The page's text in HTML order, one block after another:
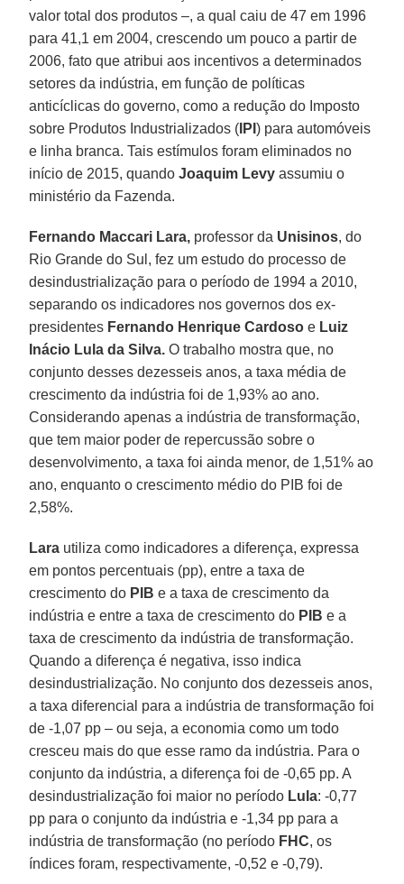
valor total dos produtos –, a qual caiu de 47 em 1996
para 41,1 em 2004, crescendo um pouco a partir de
2006, fato que atribui aos incentivos a determinados
setores da indústria, em função de políticas
anticíclicas do governo, como a redução do Imposto
sobre Produtos Industrializados ( IPI) para automóveis
e linha branca. Tais estímulos foram eliminados no
início de 2015, quando Joaquim Levy assumiu o
ministério da Fazenda.
Fernando Maccari Lara, professor da Unisinos, do
Rio Grande do Sul, fez um estudo do processo de
desindustrialização para o período de 1994 a 2010,
separando os indicadores nos governos dos ex-
presidentes Fernando Henrique Cardoso e Luiz
Inácio Lula da Silva. O trabalho mostra que, no
conjunto desses dezesseis anos, a taxa média de
crescimento da indústria foi de 1,93% ao ano.
Considerando apenas a indústria de transformação,
que tem maior poder de repercussão sobre o
desenvolvimento, a taxa foi ainda menor, de 1,51% ao
ano, enquanto o crescimento médio do PIB foi de
2,58%.
Lara utiliza como indicadores a diferença, expressa
em pontos percentuais (pp), entre a taxa de
crescimento do PIB e a taxa de crescimento da
indústria e entre a taxa de crescimento do PIB e a
taxa de crescimento da indústria de transformação.
Quando a diferença é negativa, isso indica
desindustrialização. No conjunto dos dezesseis anos,
a taxa diferencial para a indústria de transformação foi
de -1,07 pp – ou seja, a economia como um todo
cresceu mais do que esse ramo da indústria. Para o
conjunto da indústria, a diferença foi de -0,65 pp. A
desindustrialização foi maior no período Lula: -0,77
pp para o conjunto da indústria e -1,34 pp para a
indústria de transformação (no período FHC, os
índices foram, respectivamente, -0,52 e -0,79).